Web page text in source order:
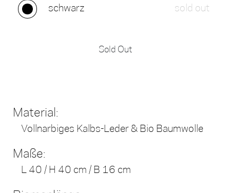
schwarz sold out
Sold Out
Material:
Vollnarbiges Kalbs-Leder & Bio Baumwolle
Maße:
L 40 / H 40 cm / B 16 cm